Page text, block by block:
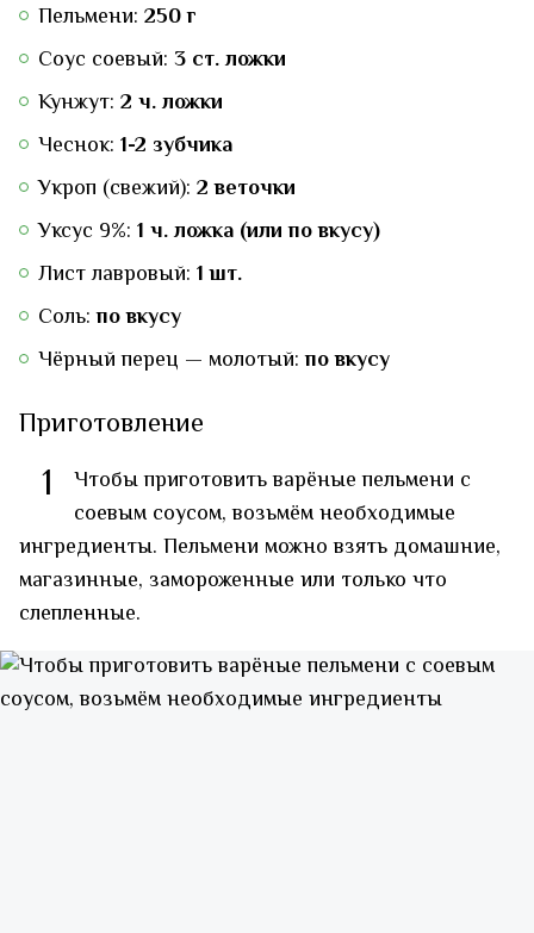
Пельмени: 250 г
Соус соевый: 3 ст. ложки
Кунжут: 2 ч. ложки
Чеснок: 1-2 зубчика
Укроп (свежий): 2 веточки
Уксус 9%: 1 ч. ложка (или по вкусу)
Лист лавровый: 1 шт.
Соль:по вкусу
Чёрный перец — молотый:по вкусу
Приготовление
1
Чтобы приготовить варёные пельмени с
соевым соусом, возьмём необходимые
ингредиенты. Пельмени можно взять домашние,
магазинные, замороженные или только что
слепленные.